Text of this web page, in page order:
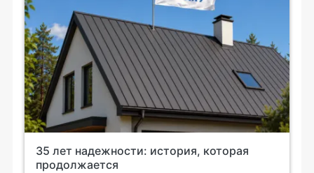
35 лет надежности: история, которая
продолжается